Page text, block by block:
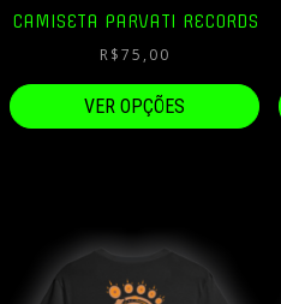
CAMISETA PARVATI RECORDS
R$75,00
VER OPÇÕES